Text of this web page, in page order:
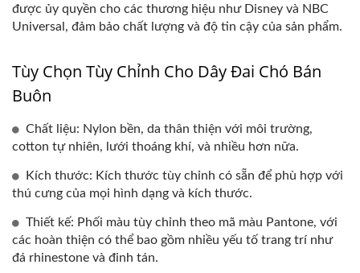
được ủy quyền cho các thương hiệu như Disney và NBC
Universal, đảm bảo chất lượng và độ tin cậy của sản phẩm.
Tùy Chọn Tùy Chỉnh Cho Dây Đai Chó Bán
Buôn
Chất liệu: Nylon bền, da thân thiện với môi trường,
cotton tự nhiên, lưới thoáng khí, và nhiều hơn nữa.
Kích thước: Kích thước tùy chỉnh có sẵn để phù hợp với
thú cưng của mọi hình dạng và kích thước.
Thiết kế: Phối màu tùy chỉnh theo mã màu Pantone, với
các hoàn thiện có thể bao gồm nhiều yếu tố trang trí như
đá rhinestone và đinh tán.